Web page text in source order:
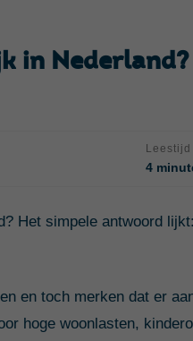
in
Leestijd
4
Het simpele antwoord
en toch merken dat er
hoge woonlasten,